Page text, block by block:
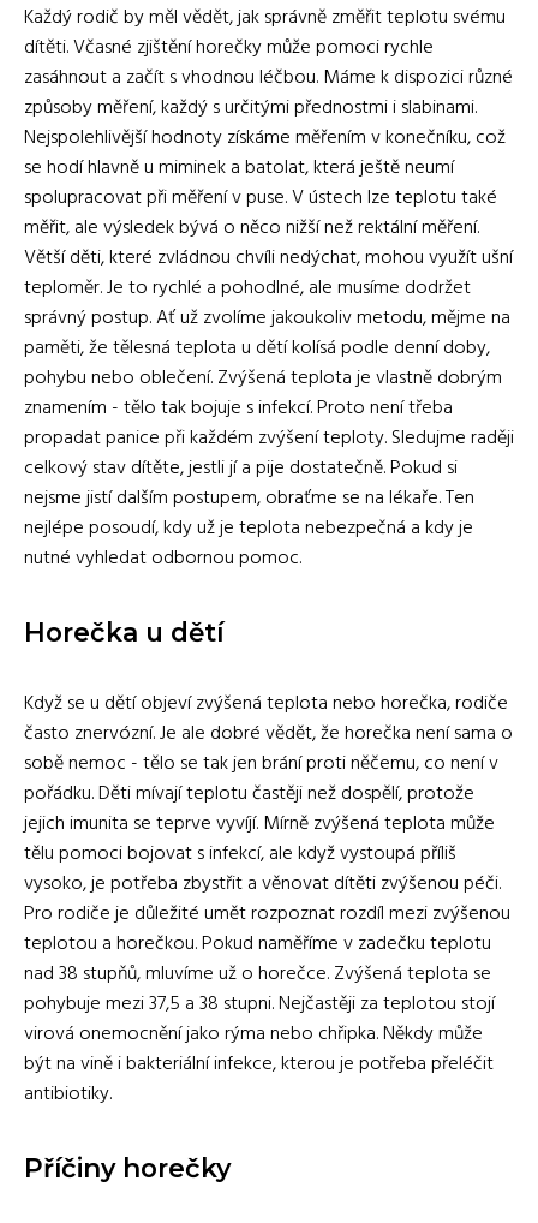
Každý rodič by měl vědět, jak správně změřit teplotu svému
dítěti. Včasné zjištění horečky může pomoci rychle
zasáhnout a začít s vhodnou léčbou. Máme k dispozici různé
způsoby měření, každý s určitými přednostmi i slabinami.
Nejspolehlivější hodnoty získáme měřením v konečníku, což
se hodí hlavně u miminek a batolat, která ještě neumí
spolupracovat při měření v puse. V ústech lze teplotu také
měřit, ale výsledek bývá o něco nižší než rektální měření.
Větší děti, které zvládnou chvíli nedýchat, mohou využít ušní
teploměr. Je to rychlé a pohodlné, ale musíme dodržet
správný postup. Ať už zvolíme jakoukoliv metodu, mějme na
paměti, že tělesná teplota u dětí kolísá podle denní doby,
pohybu nebo oblečení. Zvýšená teplota je vlastně dobrým
znamením - tělo tak bojuje s infekcí. Proto není třeba
propadat panice při každém zvýšení teploty. Sledujme raději
celkový stav dítěte, jestli jí a pije dostatečně. Pokud si
nejsme jistí dalším postupem, obraťme se na lékaře. Ten
nejlépe posoudí, kdy už je teplota nebezpečná a kdy je
nutné vyhledat odbornou pomoc.
Horečka u dětí
Když se u dětí objeví zvýšená teplota nebo horečka, rodiče
často znervózní. Je ale dobré vědět, že horečka není sama o
sobě nemoc - tělo se tak jen brání proti něčemu, co není v
pořádku. Děti mívají teplotu častěji než dospělí, protože
jejich imunita se teprve vyvíjí. Mírně zvýšená teplota může
tělu pomoci bojovat s infekcí, ale když vystoupá příliš
vysoko, je potřeba zbystřit a věnovat dítěti zvýšenou péči.
Pro rodiče je důležité umět rozpoznat rozdíl mezi zvýšenou
teplotou a horečkou. Pokud naměříme v zadečku teplotu
nad 38 stupňů, mluvíme už o horečce. Zvýšená teplota se
pohybuje mezi 37,5 a 38 stupni. Nejčastěji za teplotou stojí
virová onemocnění jako rýma nebo chřipka. Někdy může
být na vině i bakteriální infekce, kterou je potřeba přeléčit
antibiotiky.
Příčiny horečky